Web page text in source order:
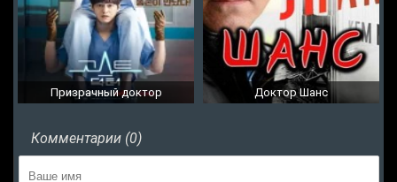
Призрачный доктор Доктор Шанс
Комментарии (0)